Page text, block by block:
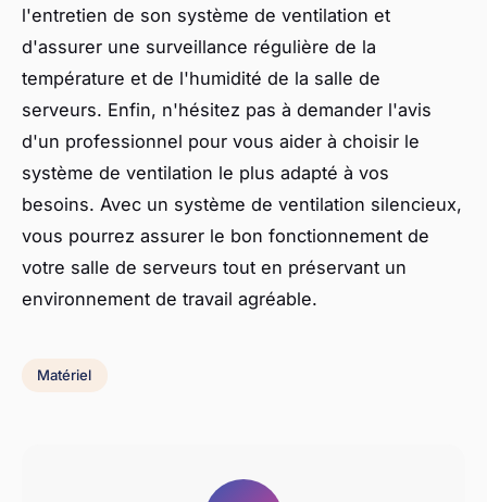
l'entretien de son système de ventilation et
d'assurer une surveillance régulière de la
température et de l'humidité de la salle de
serveurs. Enfin, n'hésitez pas à demander l'avis
d'un professionnel pour vous aider à choisir le
système de ventilation le plus adapté à vos
besoins. Avec un système de ventilation silencieux,
vous pourrez assurer le bon fonctionnement de
votre salle de serveurs tout en préservant un
environnement de travail agréable.
Matériel